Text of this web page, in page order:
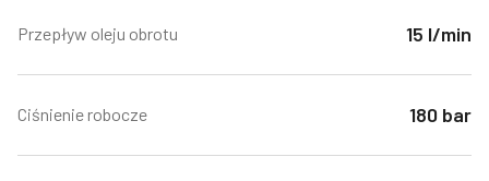
Przepływ oleju obrotu 15 l/min
Ciśnienie robocze 180 bar